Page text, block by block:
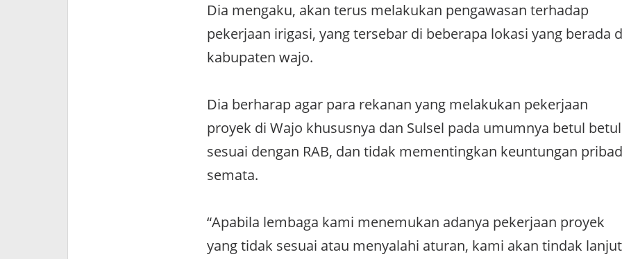
Dia mengaku, akan terus melakukan pengawasan terhadap
pekerjaan irigasi, yang tersebar di beberapa lokasi yang berada
kabupaten wajo.
Dia berharap agar para rekanan yang melakukan pekerjaan
proyek di Wajo khususnya dan Sulsel pada umumnya betul betul
sesuai dengan RAB, dan tidak mementingkan keuntungan
semata.
“Apabila lembaga kami menemukan adanya pekerjaan proyek
yang tidak sesuai atau menyalahi aturan, kami akan tindak